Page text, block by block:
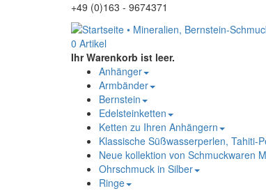
+49 (0)163 - 9674371
0 Artikel
Ihr Warenkorb ist leer.
Anhänger
Armbänder
Bernstein
Edelsteinketten
Ketten zu Ihren Anhängern
Klassische Süßwasserperlen, Tahiti-
Neue kollektion von Schmuckwaren
Ohrschmuck in Silber
Ringe